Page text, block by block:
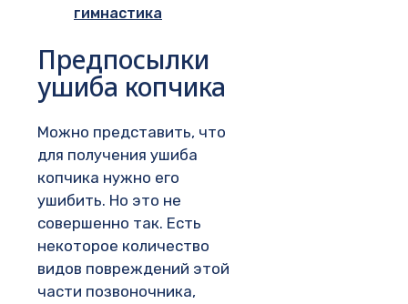
гимнастика
Предпосылки
ушиба копчика
Можно представить, что
для получения ушиба
копчика нужно его
ушибить. Но это не
совершенно так. Есть
некоторое количество
видов повреждений этой
части позвоночника,